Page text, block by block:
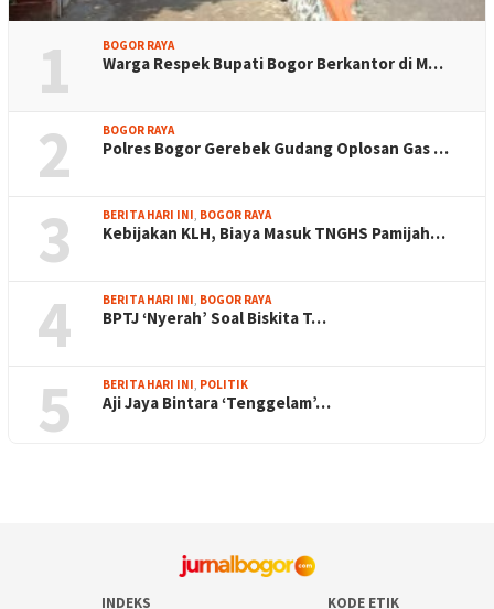
1 BOGOR RAYA
Warga Respek Bupati Bogor Berkantor di M…
2 BOGOR RAYA
Polres Bogor Gerebek Gudang Oplosan Gas …
3 BERITA HARI INI, BOGOR RAYA
Kebijakan KLH, Biaya Masuk TNGHS Pamijah…
4 BERITA HARI INI, BOGOR RAYA
BPTJ ‘Nyerah’ Soal Biskita T…
5 BERITA HARI INI, POLITIK
Aji Jaya Bintara ‘Tenggelam’…
INDEKS KODE ETIK